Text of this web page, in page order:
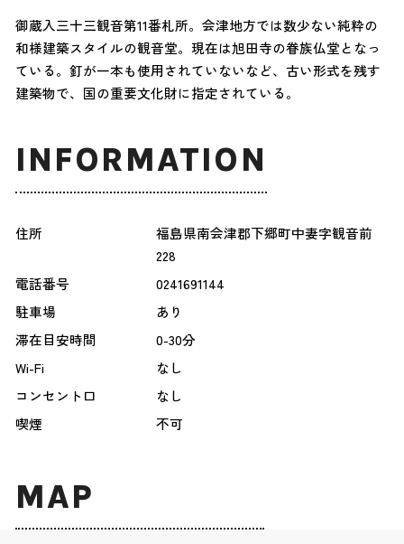
御蔵入三十三観音第11番札所。会津地方では数少ない純粋の
和様建築スタイルの観音堂。現在は旭田寺の眷族仏堂となっ
ている。釘が一本も使用されていないなど、古い形式を残す
建築物で、国の重要文化財に指定されている。
INFORMATION
住所
福島県南会津郡下郷町中妻字観音前
228
電話番号
0241691144
駐車場
あり
滞在目安時間
0-30分
Wi-Fi
なし
コンセント口
なし
喫煙
不可
MAP